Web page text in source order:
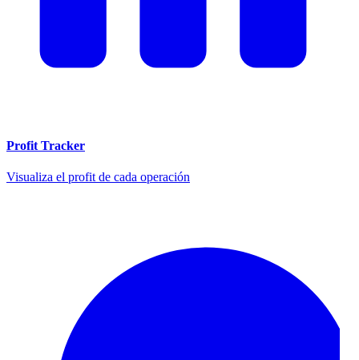
Profit Tracker
Visualiza el profit de cada operación